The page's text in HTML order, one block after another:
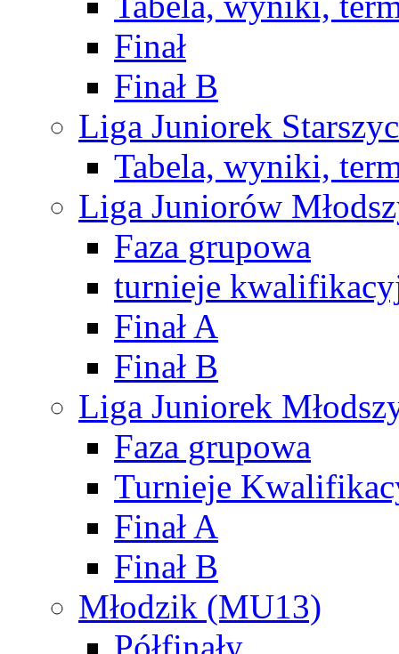
Finał
Finał B
Liga Juniorek
Tabela, wyniki,
Liga Juniorów
Faza grupowa
turnieje
Finał A
Finał B
Liga Juniorek
Faza grupowa
Turnieje
Finał A
Finał B
Młodzik (MU13)
Półfinały